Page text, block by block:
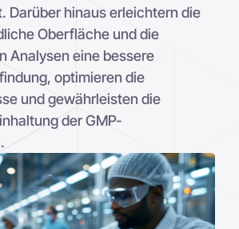
Darüber hinaus erleichtern die
Oberfläche und die
Analysen eine bessere
optimieren die
und gewährleisten die
der GMP-